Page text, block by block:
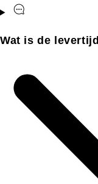
Wat is de